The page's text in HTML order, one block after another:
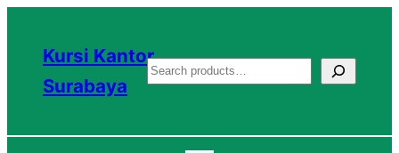
konten
Kursi Kantor
Surabaya
S
a